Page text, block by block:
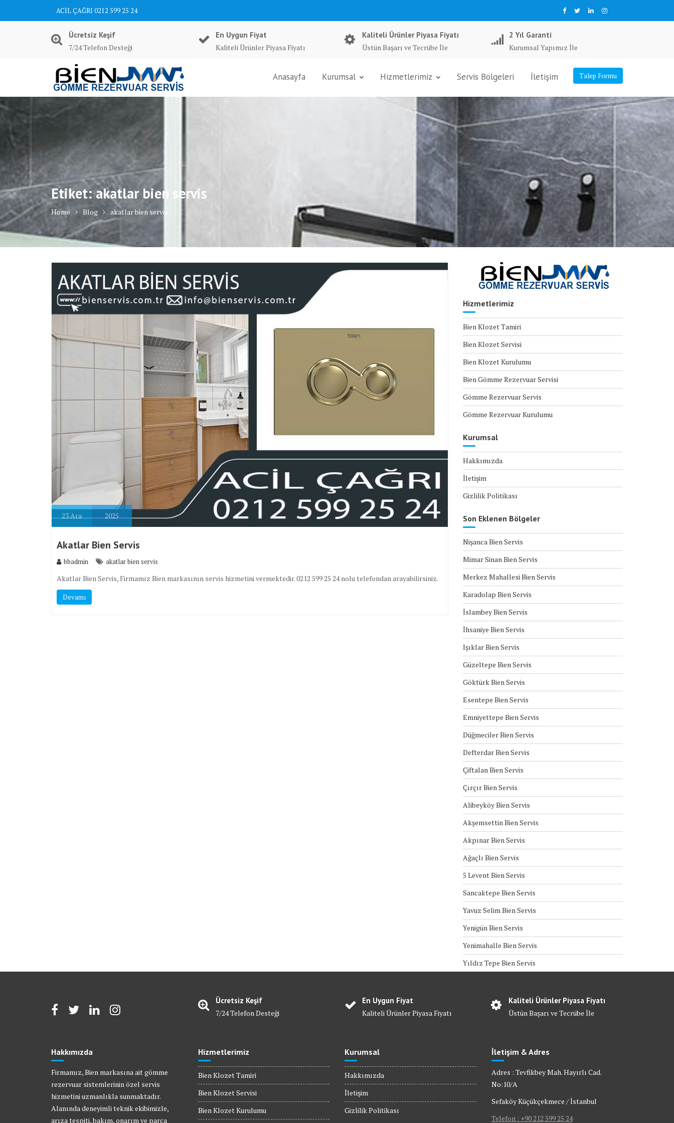
ACİL ÇAĞRI 0212 599 25 24
Ücretsiz Keşif
7/24 Telefon Desteği
En Uygun Fiyat
Kaliteli Ürünler Piyasa Fiyatı
Kaliteli Ürünler Piyasa Fiyatı
Üstün Başarı ve Tecrübe İle
2 Yıl Garanti
Kurumsal Yapımız İle
Talep Formu
Anasayfa Kurumsal Hizmetlerimiz Servis Bölgeleri İletişim
Etiket:akatlar bien servis
Home Blog akatlar bien servis
23Ara 2025
Akatlar Bien Servis
bbadmin akatlar bien servis
Akatlar Bien Servis, Firmamız Bien markasının servis hizmetini vermektedir. 0212 599 25 24 nolu telefondan arayabilirsiniz.
Devamı
Hizmetlerimiz
Bien Klozet Tamiri
Bien Klozet Servisi
Bien Klozet Kurulumu
Bien Gömme Rezervuar Servisi
Gömme Rezervuar Servis
Gömme Rezervuar Kurulumu
Kurumsal
Hakkımızda
İletişim
Gizlilik Politikası
Son Eklenen Bölgeler
Nişanca Bien Servis
Mimar Sinan Bien Servis
Merkez Mahallesi Bien Servis
Karadolap Bien Servis
İslambey Bien Servis
İhsaniye Bien Servis
Işıklar Bien Servis
Güzeltepe Bien Servis
Göktürk Bien Servis
Esentepe Bien Servis
Emniyettepe Bien Servis
Düğmeciler Bien Servis
Defterdar Bien Servis
Çiftalan Bien Servis
Çırçır Bien Servis
Alibeyköy Bien Servis
Akşemsettin Bien Servis
Akpınar Bien Servis
Ağaçlı Bien Servis
5 Levent Bien Servis
Sancaktepe Bien Servis
Yavuz Selim Bien Servis
Yenigün Bien Servis
Yenimahalle Bien Servis
Yıldız Tepe Bien Servis
Ücretsiz Keşif
7/24 Telefon Desteği
En Uygun Fiyat
Kaliteli Ürünler Piyasa Fiyatı
Kaliteli Ürünler Piyasa Fiyatı
Üstün Başarı ve Tecrübe İle
Hakkımızda
Firmamız, Bien markasına ait gömme
rezervuar sistemlerinin özel servis
hizmetini uzmanlıkla sunmaktadır.
Alanında deneyimli teknik ekibimizle,
arıza tespiti, bakım, onarım ve parça
Hizmetlerimiz
Bien Klozet Tamiri
Bien Klozet Servisi
Bien Klozet Kurulumu
Kurumsal
Hakkımızda
İletişim
Gizlilik Politikası
İletişim & Adres
Adres : Tevfikbey Mah. Hayırlı Cad.
No:10/A
Sefaköy Küçükçekmece / İstanbul
Telefon : +90 212 599 25 24